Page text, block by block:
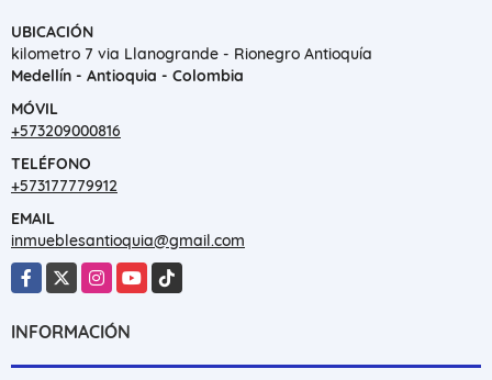
UBICACIÓN
kilometro 7 via Llanogrande - Rionegro Antioquía
Medellín - Antioquia - Colombia
MÓVIL
+573209000816
TELÉFONO
+573177779912
EMAIL
inmueblesantioquia@gmail.com
Facebook
X InstagramYouTubeTikTok
INFORMACIÓN